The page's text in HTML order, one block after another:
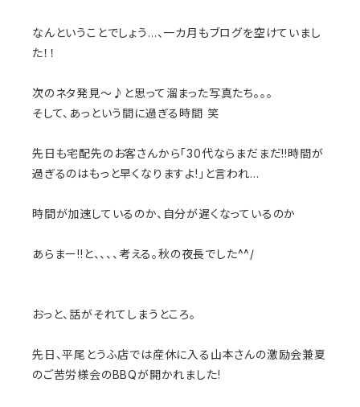
なんということでしょう…、一カ月もブログを空けていまし
た！！
次のネタ発見～♪と思って溜まった写真たち。。。
そして、あっという間に過ぎる時間 笑
先日も宅配先のお客さんから「30代ならまだまだ!!時間が
過ぎるのはもっと早くなりますよ!」と言われ…
時間が加速しているのか、自分が遅くなっているのか
あらまー!!と、、、、考える。秋の夜長でした^^/
おっと、話がそれてしまうところ。
先日、平尾とうふ店では産休に入る山本さんの激励会兼夏
のご苦労様会のBBQが開かれました!